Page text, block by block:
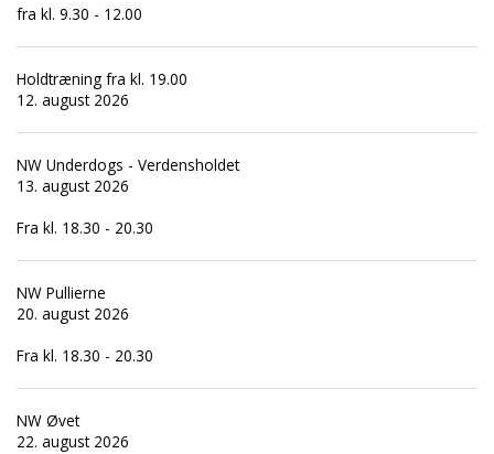
fra kl. 9.30 - 12.00
Holdtræning fra kl. 19.00
12. august 2026
NW Underdogs - Verdensholdet
13. august 2026
Fra kl. 18.30 - 20.30
NW Pullierne
20. august 2026
Fra kl. 18.30 - 20.30
NW Øvet
22. august 2026